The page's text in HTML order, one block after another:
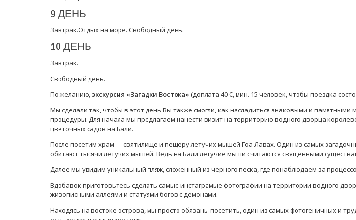
9 ДЕНЬ
Завтрак.Отдых на море. Свободный день.
10 ДЕНЬ
Завтрак.
Свободный день.
По желанию, экскурсия «Загадки Востока» (доплата 40 €, мин. 15 человек, чтобы поездка
Мы сделали так, чтобы в этот день Вы также смогли, как насладиться знаковыми и
процедуры. Для начала мы предлагаем нанести визит на территорию водного дворца
цветочных садов на Бали.
После посетим храм — святилище и пещеру летучих мышей Гоа Лавах. Один из самых
обитают тысячи летучих мышей. Ведь на Бали летучие мыши считаются священными
Далее мы увидим уникальный пляж, сложенный из черного песка, где понаблюдаем за
Вдобавок приготовьтесь сделать самые инстаграмые фотографии на территории водного
живописными аллеями и статуями богов с демонами.
Находясь на востоке острова, мы просто обязаны посетить, один из самых фотогеничных и